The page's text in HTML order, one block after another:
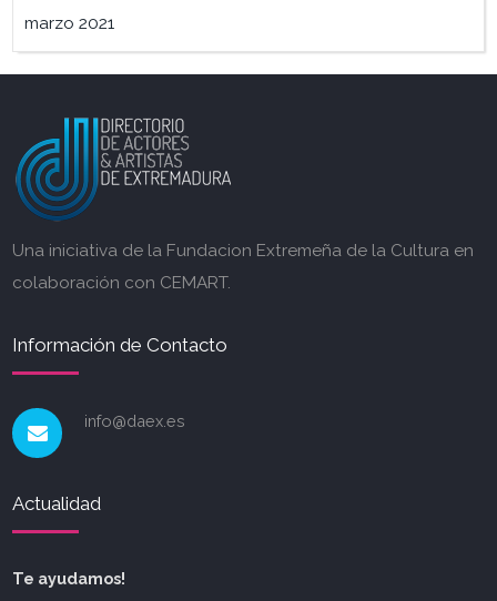
marzo 2021
Una iniciativa de la Fundacion Extremeña de la Cultura en
colaboración con CEMART.
Información de Contacto
info@daex.es
Actualidad
Te ayudamos!